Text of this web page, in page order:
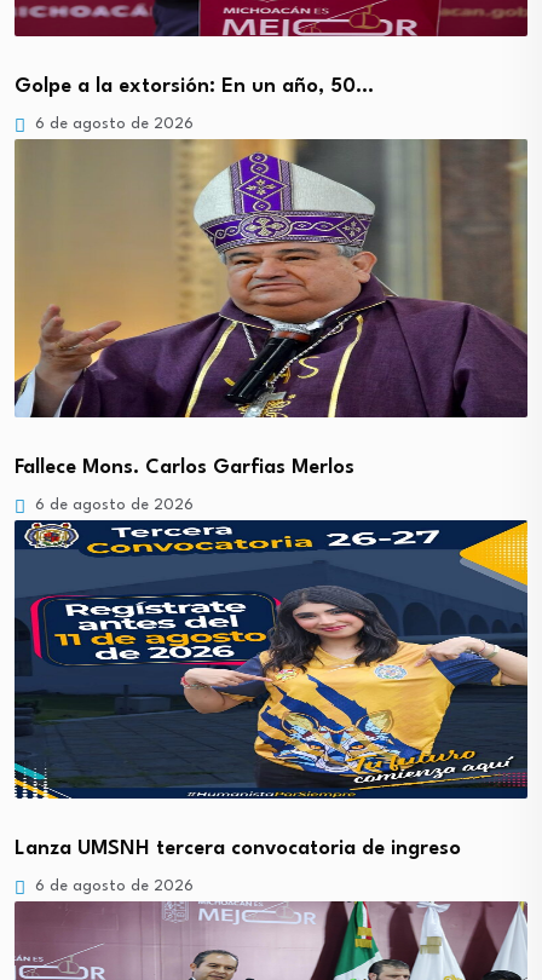
Golpe a la extorsión: En un año, 50…
6 de agosto de 2026
Fallece Mons. Carlos Garfias Merlos
6 de agosto de 2026
Lanza UMSNH tercera convocatoria de ingreso
6 de agosto de 2026